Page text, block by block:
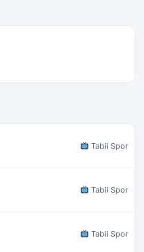
Tabii Spor
Tabii Spor
Tabii Spor